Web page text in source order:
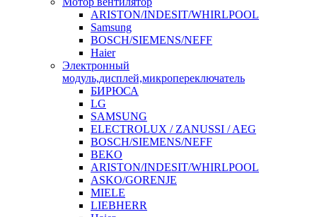
ARISTON/INDESIT/WHIRLPOOL
Samsung
BOSCH/SIEMENS/NEFF
Haier
Электронный
модуль,дисплей,микропереключатель
БИРЮСА
LG
SAMSUNG
ELECTROLUX / ZANUSSI / AEG
BOSCH/SIEMENS/NEFF
BEKO
ARISTON/INDESIT/WHIRLPOOL
ASKO/GORENJE
MIELE
LIEBHERR